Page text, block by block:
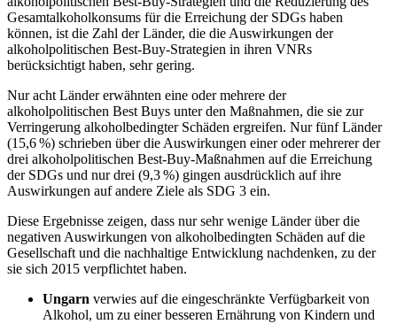
Gesamtalkoholkonsums für die Erreichung der SDGs haben
können, ist die Zahl der Länder, die die Auswirkungen der
alkoholpolitischen Best-Buy-Strategien in ihren VNRs
berücksichtigt haben, sehr gering.
Nur acht Länder erwähnten eine oder mehrere der
alkoholpolitischen Best Buys unter den Maßnahmen, die sie zur
Verringerung alkoholbedingter Schäden ergreifen. Nur fünf Länder
(15,6 %) schrieben über die Auswirkungen einer oder mehrerer der
drei alkoholpolitischen Best-Buy-Maßnahmen auf die Erreichung
der SDGs und nur drei (9,3 %) gingen ausdrücklich auf ihre
Auswirkungen auf andere Ziele als SDG 3 ein.
Diese Ergebnisse zeigen, dass nur sehr wenige Länder über die
negativen Auswirkungen von alkoholbedingten Schäden auf die
Gesellschaft und die nachhaltige Entwicklung nachdenken, zu der
sie sich 2015 verpflichtet haben.
Ungarn verwies auf die eingeschränkte Verfügbarkeit von
Alkohol, um zu einer besseren Ernährung von Kindern und